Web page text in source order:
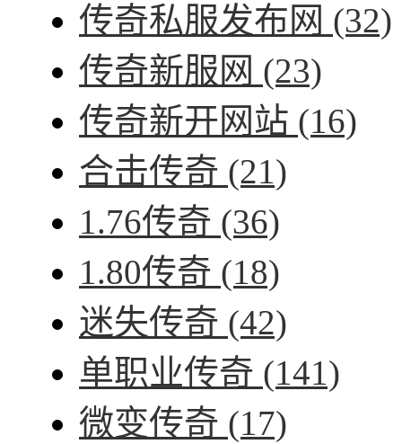
传奇私服发布网 (32)
传奇新服网 (23)
传奇新开网站 (16)
合击传奇 (21)
1.76传奇 (36)
1.80传奇 (18)
迷失传奇 (42)
单职业传奇 (141)
微变传奇 (17)